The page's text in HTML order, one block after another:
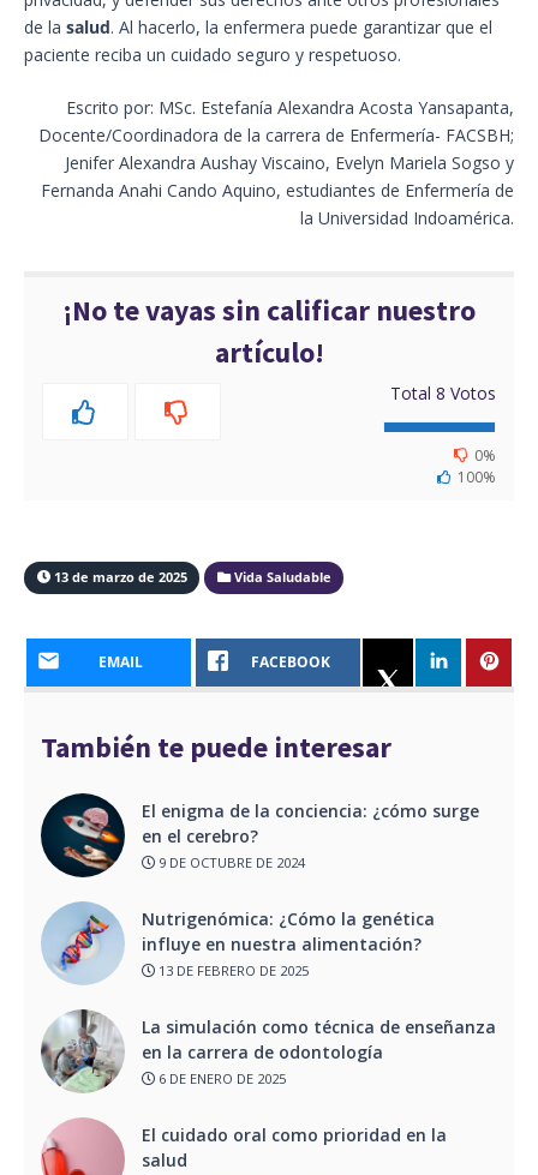
de la salud. Al hacerlo, la enfermera puede garantizar que el
paciente reciba un cuidado seguro y respetuoso.
Escrito por: MSc. Estefanía Alexandra Acosta Yansapanta,
Docente/Coordinadora de la carrera de Enfermería- FACSBH;
Jenifer Alexandra Aushay Viscaino, Evelyn Mariela Sogso y
Fernanda Anahi Cando Aquino, estudiantes de Enfermería de
la Universidad Indoamérica.
¡No te vayas sin calificar nuestro
artículo!
Total 8 Votos
0%
100%
13 de marzo de 2025 Vida Saludable
EMAIL FACEBOOK
También te puede interesar
El enigma de la conciencia: ¿cómo surge
en el cerebro?
9 DE OCTUBRE DE 2024
Nutrigenómica: ¿Cómo la genética
influye en nuestra alimentación?
13 DE FEBRERO DE 2025
La simulación como técnica de enseñanza
en la carrera de odontología
6 DE ENERO DE 2025
El cuidado oral como prioridad en la
salud